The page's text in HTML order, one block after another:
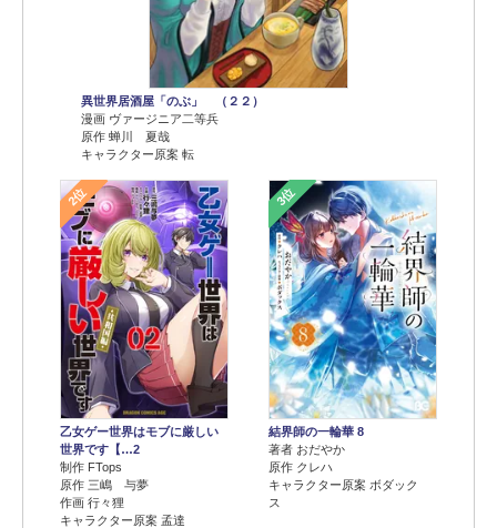
異世界居酒屋「のぶ」 （２２）
漫画 ヴァージニア二等兵
原作 蝉川 夏哉
キャラクター原案 転
2位
乙女ゲー世界はモブに厳しい
世界です【…2
制作 FTops
原作 三嶋 与夢
作画 行々狸
キャラクター原案 孟達
3位
結界師の一輪華 8
著者 おだやか
原作 クレハ
キャラクター原案 ボダック
ス